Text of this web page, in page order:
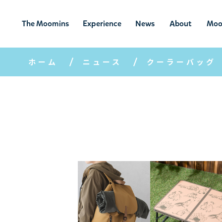
The Moomins
ムーミンの
世界
Experience
ムーミンの世
界を楽しむ
News
ニュ
ース
About
ムーミン
について
ム
ホーム ニュース クーラーバッグ